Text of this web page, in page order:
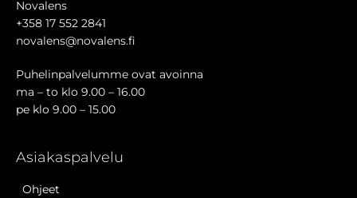
Novalens
+358 17 552 2841
novalens@novalens.fi
Puhelinpalvelumme ovat avoinna
ma – to klo 9.00 – 16.00
pe klo 9.00 – 15.00
Asiakaspalvelu
Ohjeet